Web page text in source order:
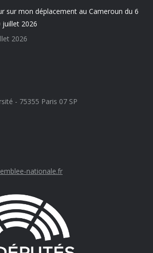
sur mon déplacement au Cameroun du 6
juillet 2026
2026
- 75355 Paris 07 SP
nationale.fr